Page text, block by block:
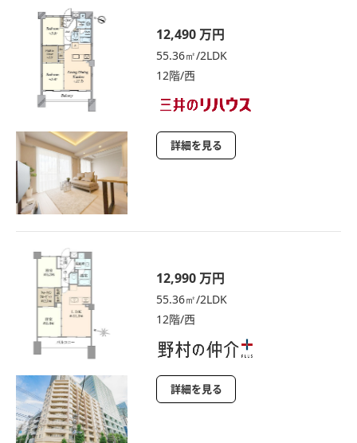
12,490 万円
55.36㎡/2LDK
12階/西
詳細を見る
12,990 万円
55.36㎡/2LDK
12階/西
詳細を見る